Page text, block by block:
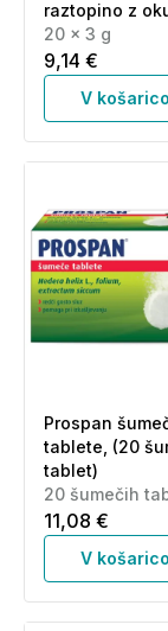
raztopino z
pomaranče (20
20 x 3 g
9,14 €
V košarico
Prospan
tablete, (20
tablet)
20 šumečih
11,08 €
V košarico